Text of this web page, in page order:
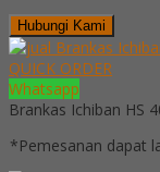
Hubungi Kami
QUICK ORDER
Whatsapp
Brankas Ichiban HS
*Pemesanan dapat